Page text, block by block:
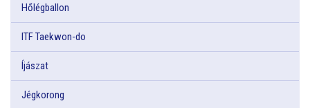
Hőlégballon
ITF Taekwon-do
Íjászat
Jégkorong